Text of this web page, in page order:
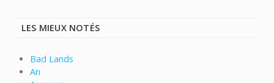
LES MIEUX NOTÉS
Bad Lands
An